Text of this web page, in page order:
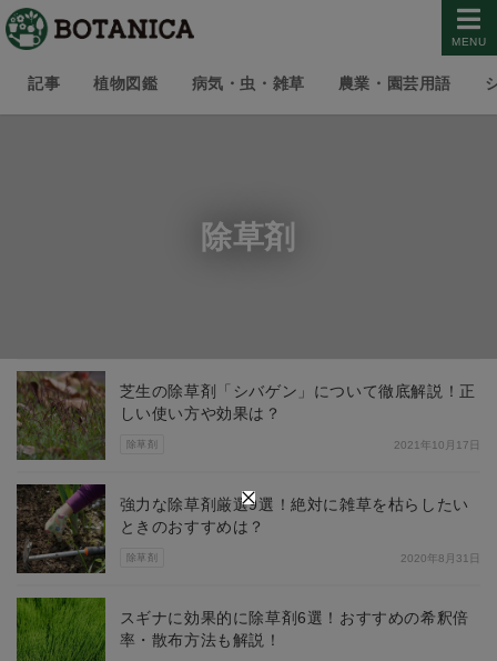
MENU
記事 植物図鑑 病気・虫・雑草 農業・園芸用語
除草剤
除草剤
芝生の除草剤「シバゲン」について徹底解説！正
しい使い方や効果は？
2021年10月17日
除草剤
強力な除草剤厳選9選！絶対に雑草を枯らしたい
ときのおすすめは？
2020年8月31日
スギナに効果的に除草剤6選！おすすめの希釈倍
率・散布方法も解説！